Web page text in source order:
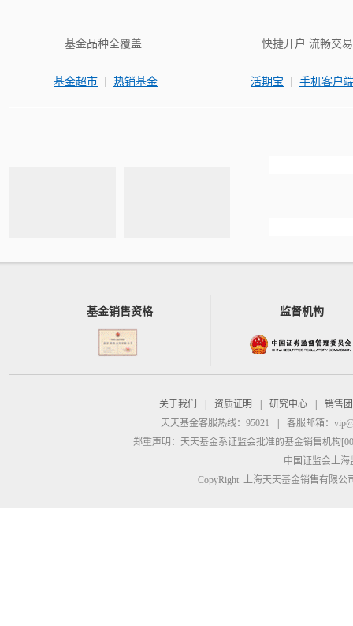
基金品种全覆盖
基金超市 | 热销基金
快捷开户 流畅交易
活期宝 | 手机客户
基金销售资格 监督机构
关于我们 资质证明 研究中心
销售
天天基金客服热线：95021
客服邮箱：
郑重声明： 天天基金系证监会批准的基金销售机构
中国证监会上
CopyRight 上海天天基金销售有限